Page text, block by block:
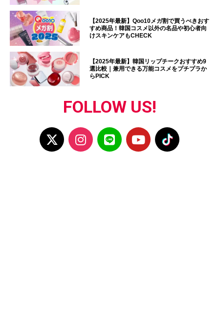
【2025年最新】Qoo10メガ割で買うべきおす
すめ商品！韓国コスメ以外の名品や初心者向
けスキンケアもCHECK
【2025年最新】韓国リップチークおすすめ9
選比較｜兼用できる万能コスメをプチプラか
らPICK
FOLLOW US!